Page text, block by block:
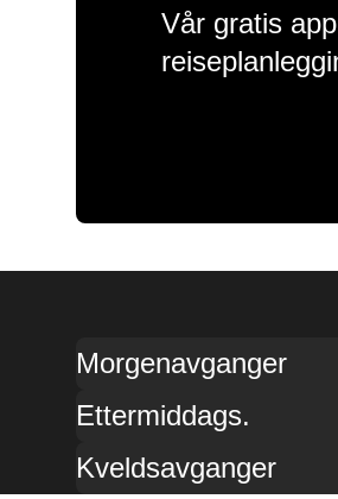
Vår gratis
Morgenavganger
Ettermiddags.
Kveldsavganger